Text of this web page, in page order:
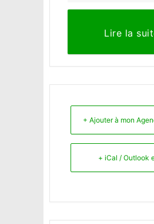
Lire la
+ Ajouter à mon
+ iCal / Outlook